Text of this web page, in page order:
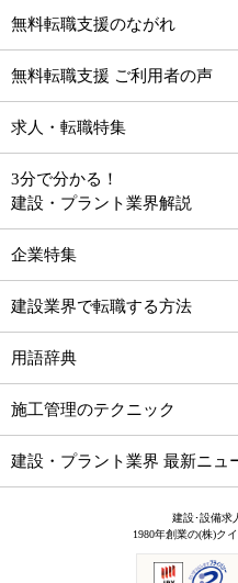
無料転職支援のながれ
無料転職支援 ご利用者の声
求人・転職特集
3分で分かる！
建設・プラント業界解説
企業特集
建設業界で転職する方法
用語辞典
施工管理のテクニック
建設・プラント業界 最新ニュ
建設･設備求
1980年創業の(株)ク